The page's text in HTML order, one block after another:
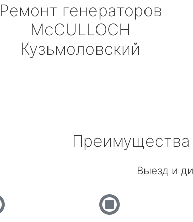
Ремонт генераторов
McCULLOCH
Кузьмоловский
Выезд и